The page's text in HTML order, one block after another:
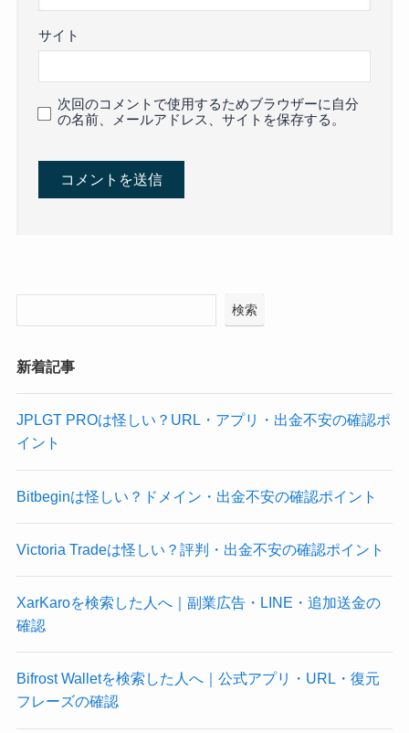
サイト
次回のコメントで使用するためブラウザーに自分
の名前、メールアドレス、サイトを保存する。
検索
新着記事
JPLGT PROは怪しい？URL・アプリ・出金不安の確認ポ
イント
Bitbeginは怪しい？ドメイン・出金不安の確認ポイント
Victoria Tradeは怪しい？評判・出金不安の確認ポイント
XarKaroを検索した人へ｜副業広告・LINE・追加送金の
確認
Bifrost Walletを検索した人へ｜公式アプリ・URL・復元
フレーズの確認